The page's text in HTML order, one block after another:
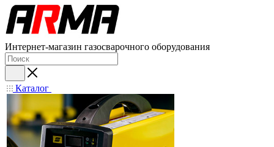
Интернет-магазин газосварочного оборудования
Каталог